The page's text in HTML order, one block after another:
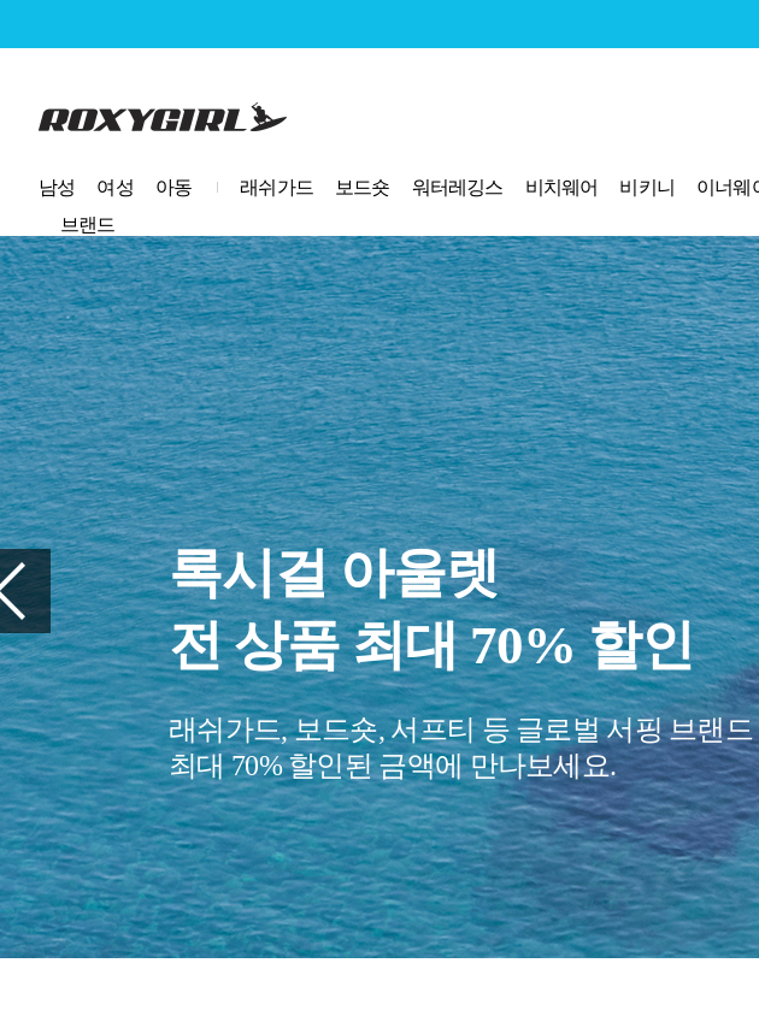
로고
남성 여성 아동 래쉬가드 보드숏 워터레깅스 비치웨어 비키니 이너웨
브랜드
록시걸 아울렛
전 상품 최대 70% 할인
래쉬가드, 보드숏, 서프티 등 글로벌 서핑 브랜
최대 70% 할인된 금액에 만나보세요.